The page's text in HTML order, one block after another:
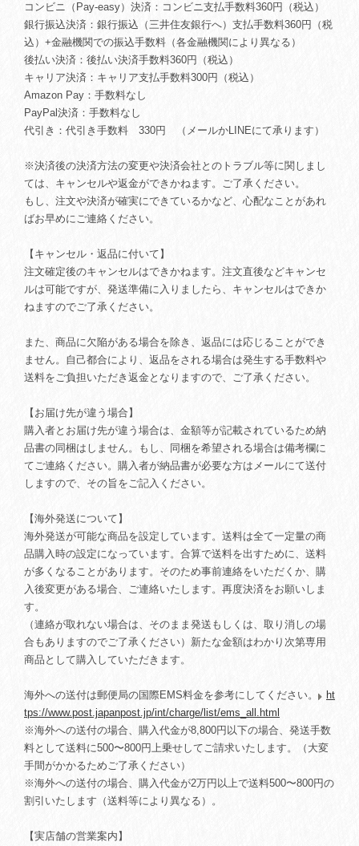
コンビニ（Pay-easy）決済：コンビニ支払手数料360円（税込）
銀行振込決済：銀行振込（三井住友銀行へ）支払手数料360円（税
込）+金融機関での振込手数料（各金融機関により異なる）
後払い決済：後払い決済手数料360円（税込）
キャリア決済：キャリア支払手数料300円（税込）
Amazon Pay：手数料なし
PayPal決済：手数料なし
代引き：代引き手数料 330円 （メールかLINEにて承ります）
※決済後の決済方法の変更や決済会社とのトラブル等に関しまし
ては、キャンセルや返金ができかねます。ご了承ください。
もし、注文や決済が確実にできているかなど、心配なことがあれ
ばお早めにご連絡ください。
【キャンセル・返品に付いて】
注文確定後のキャンセルはできかねます。注文直後などキャンセ
ルは可能ですが、発送準備に入りましたら、キャンセルはできか
ねますのでご了承ください。
また、商品に欠陥がある場合を除き、返品には応じることができ
ません。自己都合により、返品をされる場合は発生する手数料や
送料をご負担いただき返金となりますので、ご了承ください。
【お届け先が違う場合】
購入者とお届け先が違う場合は、金額等が記載されているため納
品書の同梱はしません。もし、同梱を希望される場合は備考欄に
てご連絡ください。購入者が納品書が必要な方はメールにて送付
しますので、その旨をご記入ください。
【海外発送について】
海外発送が可能な商品を設定しています。送料は全て一定量の商
品購入時の設定になっています。合算で送料を出すために、送料
が多くなることがあります。そのため事前連絡をいただくか、購
入後変更がある場合、ご連絡いたします。再度決済をお願いしま
す。
（連絡が取れない場合は、そのまま発送もしくは、取り消しの場
合もありますのでご了承ください）新たな金額はわかり次第専用
商品として購入していただきます。
海外への送付は郵便局の国際EMS料金を参考にしてください。
ht
tps://www.post.japanpost.jp/int/charge/list/ems_all.html
※海外への送付の場合、購入代金が8,800円以下の場合、発送手数
料として送料に500〜800円上乗せしてご請求いたします。（大変
手間がかかるためご了承ください）
※海外への送付の場合、購入代金が2万円以上で送料500〜800円の
割引いたします（送料等により異なる）。
【実店舗の営業案内】